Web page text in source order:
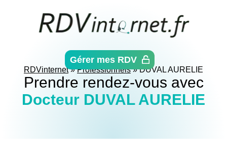
Gérer mes RDV
RDVinternet»Professionnels»DUVAL AURELIE
Prendre rendez-vous avec
Docteur DUVAL AURELIE